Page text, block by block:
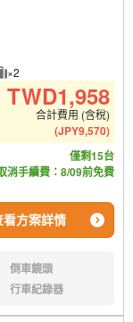
數
建議行李數量
×2
TWD1,958
合計費用 (含稅)
(JPY9,570)
僅剩15台
消手續費：8/09前免費
看方案詳情
倒車鏡頭
行車紀錄器